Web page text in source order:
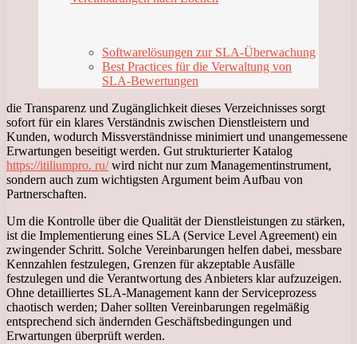
Softwarelösungen zur SLA-Überwachung
Best Practices für die Verwaltung von
SLA-Bewertungen
die Transparenz und Zugänglichkeit dieses Verzeichnisses sorgt
sofort für ein klares Verständnis zwischen Dienstleistern und
Kunden, wodurch Missverständnisse minimiert und unangemessene
Erwartungen beseitigt werden. Gut strukturierter Katalog
https://itiliumpro. ru/wird nicht nur zum Managementinstrument,
sondern auch zum wichtigsten Argument beim Aufbau von
Partnerschaften.
Um die Kontrolle über die Qualität der Dienstleistungen zu stärken,
ist die Implementierung eines SLA (Service Level Agreement) ein
zwingender Schritt. Solche Vereinbarungen helfen dabei, messbare
Kennzahlen festzulegen, Grenzen für akzeptable Ausfälle
festzulegen und die Verantwortung des Anbieters klar aufzuzeigen.
Ohne detailliertes SLA-Management kann der Serviceprozess
chaotisch werden; Daher sollten Vereinbarungen regelmäßig
entsprechend sich ändernden Geschäftsbedingungen und
Erwartungen überprüft werden.